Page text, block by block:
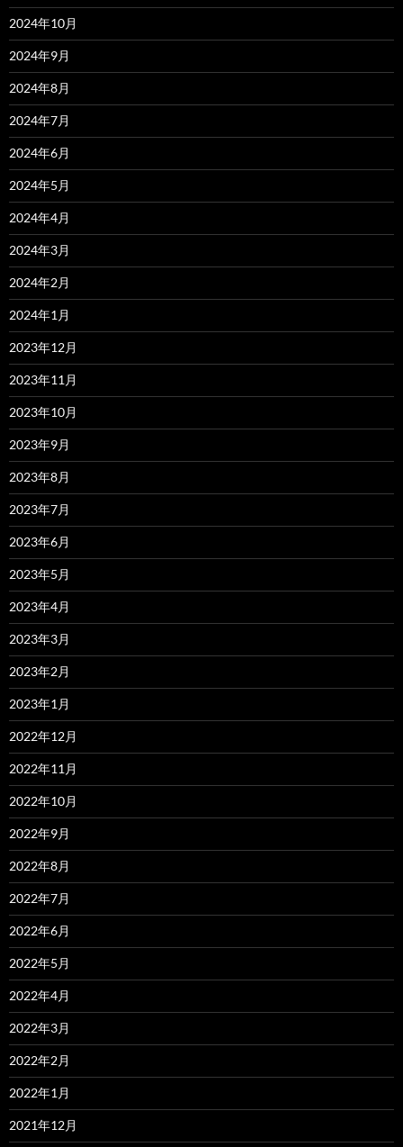
2024年10月
2024年9月
2024年8月
2024年7月
2024年6月
2024年5月
2024年4月
2024年3月
2024年2月
2024年1月
2023年12月
2023年11月
2023年10月
2023年9月
2023年8月
2023年7月
2023年6月
2023年5月
2023年4月
2023年3月
2023年2月
2023年1月
2022年12月
2022年11月
2022年10月
2022年9月
2022年8月
2022年7月
2022年6月
2022年5月
2022年4月
2022年3月
2022年2月
2022年1月
2021年12月